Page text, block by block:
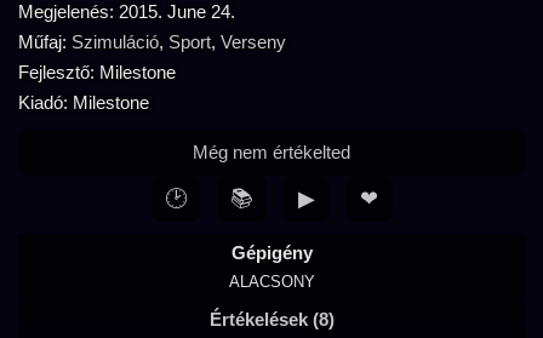
Megjelenés: 2015. June 24.
Műfaj: Szimuláció, Sport, Verseny
Fejlesztő: Milestone
Kiadó: Milestone
Gépigény
ALACSONY
Értékelések (8)
Még nem értékelted
🕑 📚 ▶ ❤